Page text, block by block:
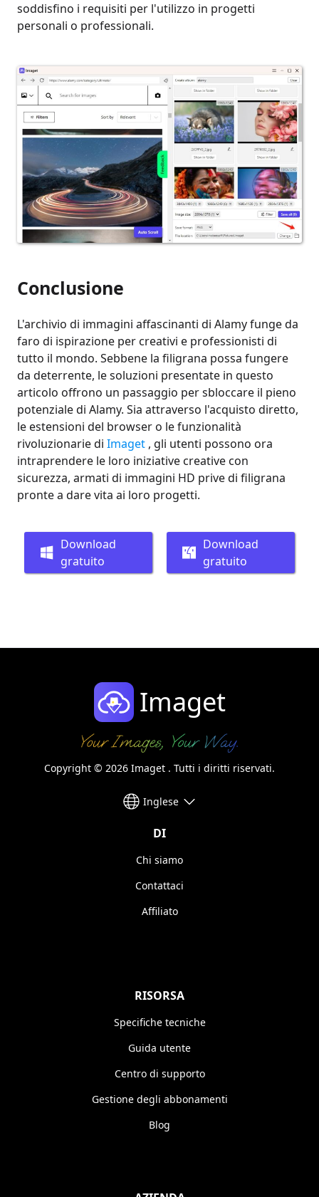
soddisfino i requisiti per l'utilizzo in progetti
personali o professionali.
Conclusione
L'archivio di immagini affascinanti di Alamy funge da
faro di ispirazione per creativi e professionisti di
tutto il mondo. Sebbene la filigrana possa fungere
da deterrente, le soluzioni presentate in questo
articolo offrono un passaggio per sbloccare il pieno
potenziale di Alamy. Sia attraverso l'acquisto diretto,
le estensioni del browser o le funzionalità
rivoluzionarie di Imaget , gli utenti possono ora
intraprendere le loro iniziative creative con
sicurezza, armati di immagini HD prive di filigrana
pronte a dare vita ai loro progetti.
Download
gratuito
Download
gratuito
Imaget
Copyright © 2026 Imaget . Tutti i diritti riservati.
Inglese
DI
Chi siamo
Contattaci
Affiliato
RISORSA
Specifiche tecniche
Guida utente
Centro di supporto
Gestione degli abbonamenti
Blog